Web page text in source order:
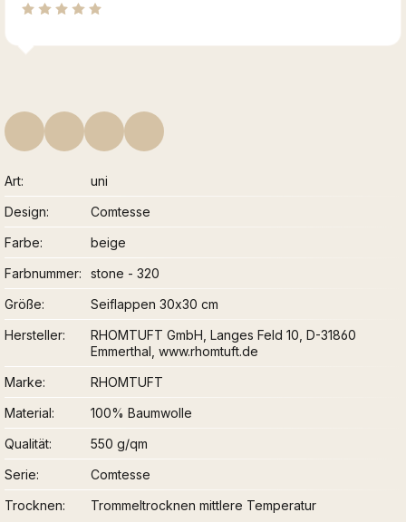
Art
uni
Design
Comtesse
Farbe
beige
Farbnummer
stone - 320
Größe
Seiflappen 30x30 cm
Hersteller
RHOMTUFT GmbH, Langes Feld 10, D-31860
Emmerthal, www.rhomtuft.de
Marke
RHOMTUFT
Material
100% Baumwolle
Qualität
550 g/qm
Serie
Comtesse
Trocknen
Trommeltrocknen mittlere Temperatur